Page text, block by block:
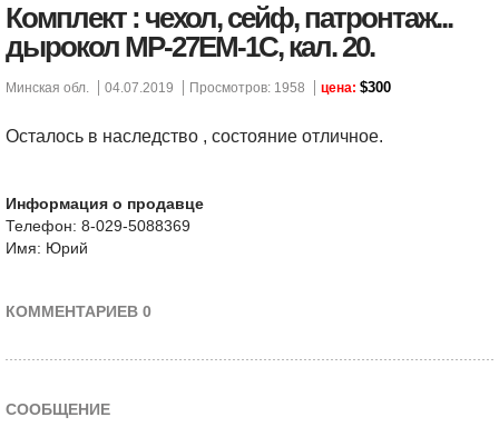
Комплект : чехол, сейф, патронтаж...
дырокол МР-27ЕМ-1С, кал. 20.
Минская обл. 04.07.2019 Просмотров: 1958 цена: $300
Осталось в наследство , состояние отличное.
Информация о продавце
Телефон: 8-029-5088369
Имя: Юрий
КОММЕНТАРИЕВ 0
СООБЩЕНИЕ